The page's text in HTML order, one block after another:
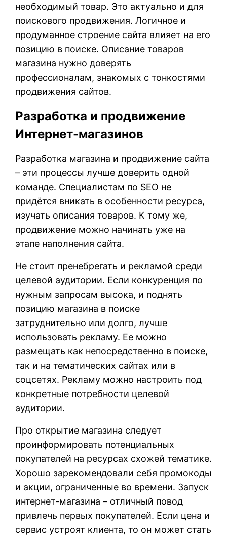
необходимый товар. Это актуально и для
поискового продвижения. Логичное и
продуманное строение сайта влияет на его
позицию в поиске. Описание товаров
магазина нужно доверять
профессионалам, знакомых с тонкостями
продвижения сайтов.
Разработка и продвижение
Интернет-магазинов
Разработка магазина и продвижение сайта
– эти процессы лучше доверить одной
команде. Специалистам по SEO не
придётся вникать в особенности ресурса,
изучать описания товаров. К тому же,
продвижение можно начинать уже на
этапе наполнения сайта.
Не стоит пренебрегать и рекламой среди
целевой аудитории. Если конкуренция по
нужным запросам высока, и поднять
позицию магазина в поиске
затруднительно или долго, лучше
использовать рекламу. Ее можно
размещать как непосредственно в поиске,
так и на тематических сайтах или в
соцсетях. Рекламу можно настроить под
конкретные потребности целевой
аудитории.
Про открытие магазина следует
проинформировать потенциальных
покупателей на ресурсах схожей тематике.
Хорошо зарекомендовали себя промокоды
и акции, ограниченные во времени. Запуск
интернет-магазина – отличный повод
привлечь первых покупателей. Если цена и
сервис устроят клиента, то он может стать